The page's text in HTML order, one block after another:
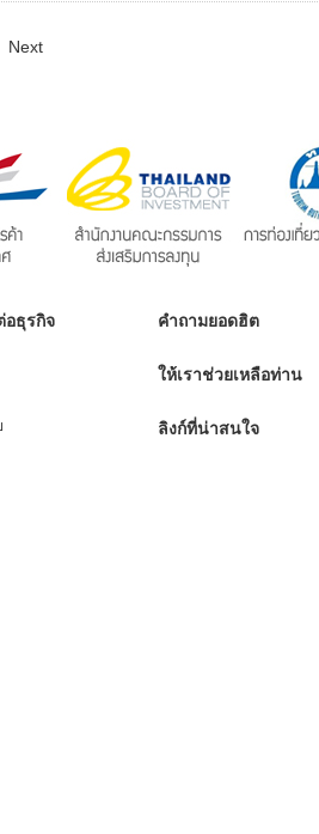
Next
ธุรกิจ คำถามยอดฮิต
ให้เราช่วยเหลือท่าน
ลิงก์ที่น่าสนใจ